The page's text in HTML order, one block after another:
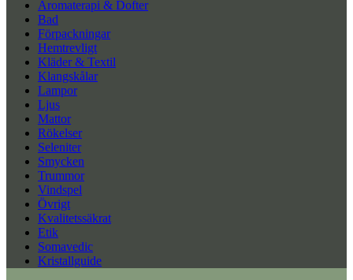
Aromaterapi & Dofter
Bad
Förpackningar
Hemtrevligt
Kläder & Textil
Klangskålar
Lampor
Ljus
Mattor
Rökelser
Seleniter
Smycken
Trummor
Vindspel
Övrigt
Kvalitetssäkrat
Etik
Somavedic
Kristallguide